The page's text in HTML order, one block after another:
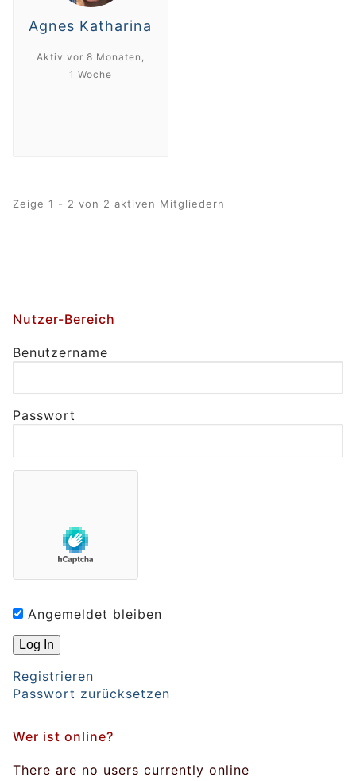
Agnes Katharina
Aktiv vor 8 Monaten,
1 Woche
Zeige 1 - 2 von 2 aktiven Mitgliedern
Nutzer-Bereich
Benutzername
Passwort
Angemeldet bleiben
Registrieren
Passwort zurücksetzen
Wer ist online?
There are no users currently online